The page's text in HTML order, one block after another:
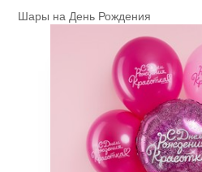
Шары на День Рождения